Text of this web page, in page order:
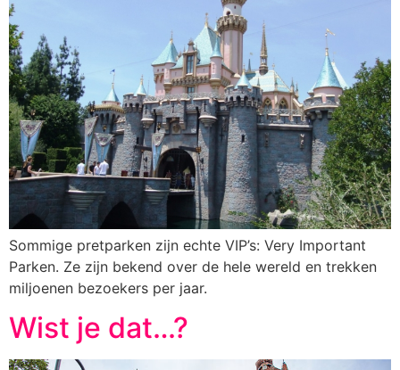
Sommige pretparken zijn echte VIP’s: Very Important
Parken. Ze zijn bekend over de hele wereld en trekken
miljoenen bezoekers per jaar.
Wist je dat…?